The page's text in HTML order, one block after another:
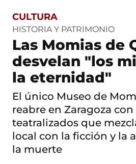
a
t
o
t
e
i
d
CULTURA
HISTORIA Y PATRIMONIO
Las Momias de
desvelan "los
la eternidad"
El único Museo de
reabre en Zaragoza
teatralizados que
local con la ficción y la
la muerte